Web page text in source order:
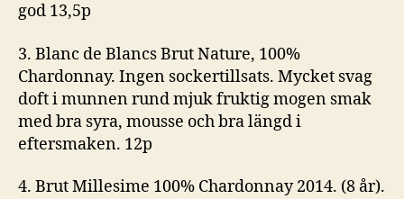
god 13,5p
3. Blanc de Blancs Brut Nature, 100%
Chardonnay. Ingen sockertillsats. Mycket svag
doft i munnen rund mjuk fruktig mogen smak
med bra syra, mousse och bra längd i
eftersmaken. 12p
4. Brut Millesime 100% Chardonnay 2014. (8 år).